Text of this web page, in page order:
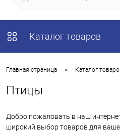
Каталог товаров
Главная страница • Каталог
Птицы
Добро пожаловать в наш
широкий выбор товаров для